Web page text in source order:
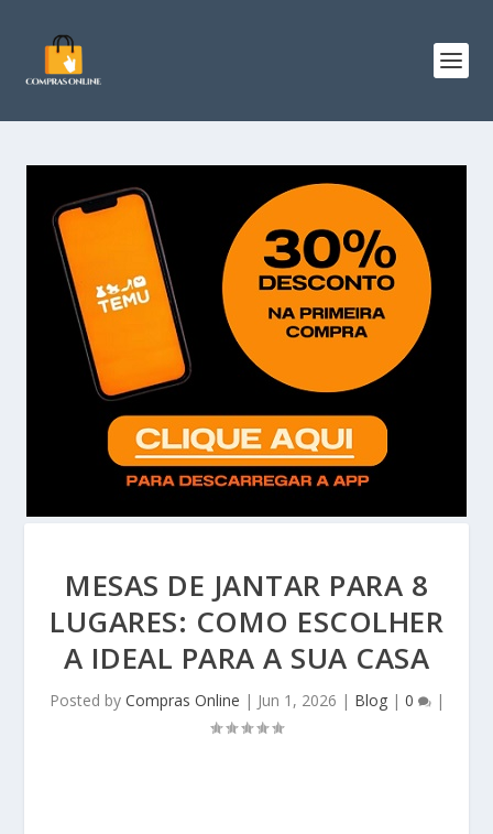
MESAS DE JANTAR PARA 8
LUGARES: COMO ESCOLHER
A IDEAL PARA A SUA CASA
Posted by Compras Online | Jun 1, 2026 | Blog| 0 |